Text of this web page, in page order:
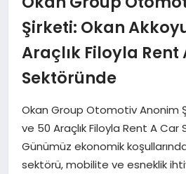
DÜNYA
EĞITIM
SAĞLIK
Şirketi: Okan
Araçlık Filoyla Rent
Sektöründe
Okan Group Otomotiv Anonim
ve 50 Araçlık Filoyla Rent A Car
Günümüz ekonomik
sektörü, mobilite ve esneklik